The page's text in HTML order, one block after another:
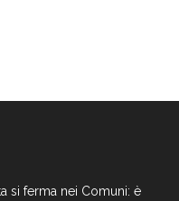
si ferma nei Comuni: è